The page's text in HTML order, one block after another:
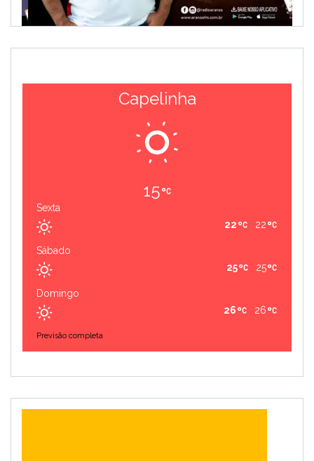
Capelinha
15
Sexta
22
22
Sábado
25
25
Domingo
26
26
Previsão completa